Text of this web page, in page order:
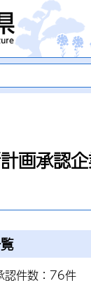
千葉県
画承認
認件数：76件